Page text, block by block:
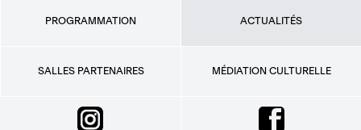
PROGRAMMATION ACTUALITÉS
SALLES PARTENAIRES MÉDIATION CULTURELLE